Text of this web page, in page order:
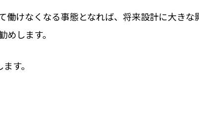
けなくなる事態となれば、将来設計に大きな
めします。
す。